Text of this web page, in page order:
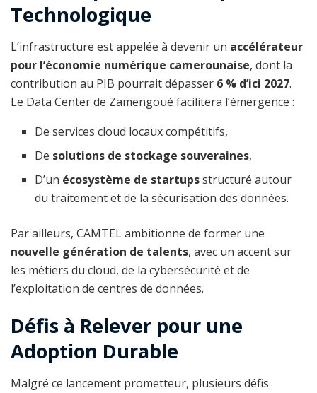
Technologique
L’infrastructure est appelée à devenir un accélérateur
pour l’économie numérique camerounaise, dont la
contribution au PIB pourrait dépasser 6 % d’ici 2027.
Le Data Center de Zamengoué facilitera l’émergence :
De services cloud locaux compétitifs,
De solutions de stockage souveraines,
D’un écosystème de startupsstructuré autour
du traitement et de la sécurisation des données.
Par ailleurs, CAMTEL ambitionne de former une
nouvelle génération de talents, avec un accent sur
les métiers du cloud, de la cybersécurité et de
l’exploitation de centres de données.
Défis à Relever pour une
Adoption Durable
Malgré ce lancement prometteur, plusieurs défis